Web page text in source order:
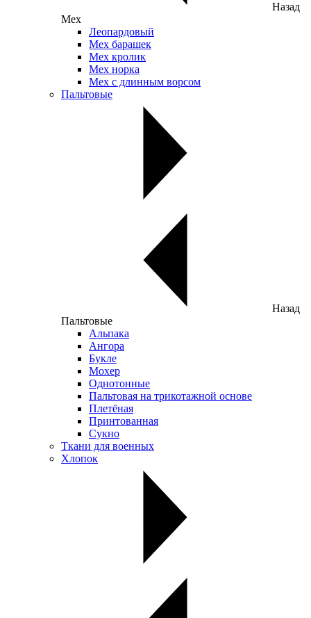
Назад
Мех
Леопардовый
Мех барашек
Мех кролик
Мех норка
Мех с длинным ворсом
Пальтовые
Назад
Пальтовые
Альпака
Ангора
Букле
Мохер
Однотонные
Пальтовая на трикотажной основе
Плетёная
Принтованная
Сукно
Ткани для военных
Хлопок